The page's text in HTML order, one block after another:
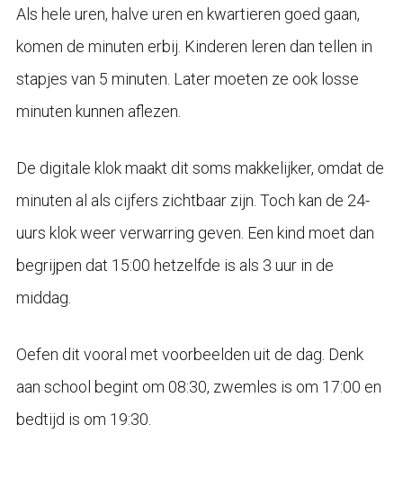
Als hele uren, halve uren en kwartieren goed gaan,
komen de minuten erbij. Kinderen leren dan tellen in
stapjes van 5 minuten. Later moeten ze ook losse
minuten kunnen aflezen.
De digitale klok maakt dit soms makkelijker, omdat de
minuten al als cijfers zichtbaar zijn. Toch kan de 24-
uurs klok weer verwarring geven. Een kind moet dan
begrijpen dat 15:00 hetzelfde is als 3 uur in de
middag.
Oefen dit vooral met voorbeelden uit de dag. Denk
aan school begint om 08:30, zwemles is om 17:00 en
bedtijd is om 19:30.